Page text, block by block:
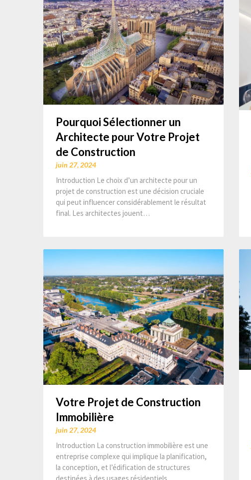
Pourquoi Sélectionner un
Architecte pour Votre Projet
de Construction
juin 27, 2024
Introduction Le choix d’un architecte pour un
projet de construction est une décision cruciale
qui peut influencer considérablement le résultat
final. Les architectes jouent…
Votre Projet de Construction
Immobilière
juin 27, 2024
Introduction La construction immobilière est une
entreprise complexe qui implique la planification,
la conception, et l’édification de structures